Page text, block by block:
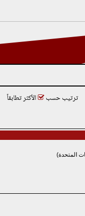
ترتيب حسب الأكثر تطابقاً